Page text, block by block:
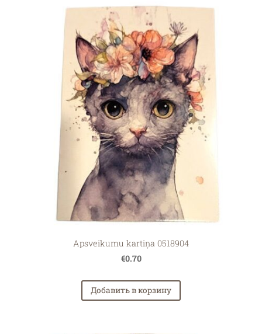
Apsveikumu kartiņa 0518904
€0.70
Добавить в корзину